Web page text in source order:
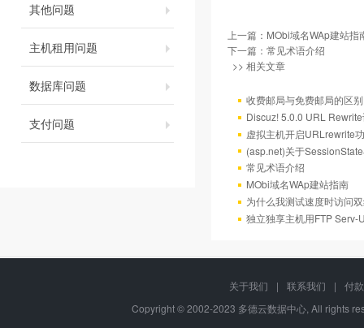
其他问题
主机租用问题
数据库问题
支付问题
上一篇： MObi域名WAp建站指
下一篇： 常见术语介绍
>> 相关文章
收费邮局与免费邮局的区别
Discuz! 5.0.0 URL
虚拟主机开启URLrewrite
(asp.net)关于
常见术语介绍
MObi域名WAp建站指南
为什么我测试速度时访问
独立独享主机用FTP Serv-
关于我们 | 联系我们 |
付
Copyright © 2002-2023 多德云数据中心, All rights